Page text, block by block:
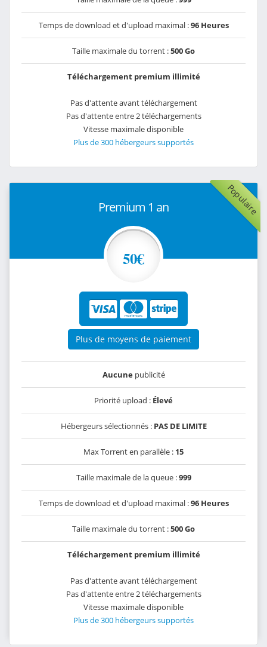
Temps de download et d'upload maximal :96 Heures
Taille maximale du torrent :500 Go
Téléchargement premium illimité
Pas d'attente avant téléchargement
Pas d'attente entre 2 téléchargements
Vitesse maximale disponible
Plus de 300 hébergeurs supportés
Populaire
Premium 1 an
50€
Plus de moyens de paiement
Aucunepublicité
Priorité upload : Élevé
Hébergeurs sélectionnés : PAS DE LIMITE
Max Torrent en parallèle : 15
Taille maximale de la queue :999
Temps de download et d'upload maximal :96 Heures
Taille maximale du torrent :500 Go
Téléchargement premium illimité
Pas d'attente avant téléchargement
Pas d'attente entre 2 téléchargements
Vitesse maximale disponible
Plus de 300 hébergeurs supportés